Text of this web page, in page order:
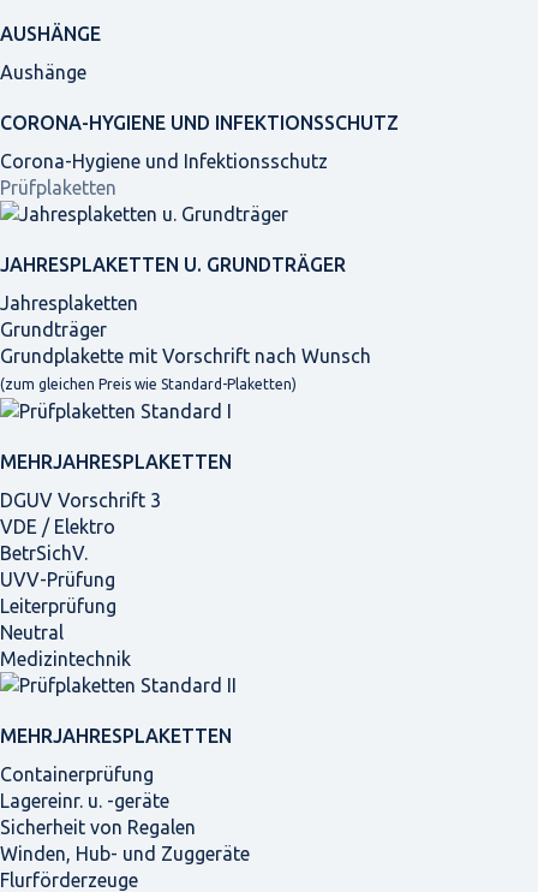
AUSHÄNGE
Aushänge
CORONA-HYGIENE UND INFEKTIONSSCHUTZ
Corona-Hygiene und Infektionsschutz
Prüfplaketten
JAHRES­PLAKETTEN U. GRUNDTRÄGER
Jahresplaketten
Grundträger
Grundplakette mit Vorschrift nach Wunsch
(zum gleichen Preis wie Standard-Plaketten)
MEHRJAHRES­PLAKETTEN
DGUV Vorschrift 3
VDE / Elektro
BetrSichV.
UVV-Prüfung
Leiterprüfung
Neutral
Medizintechnik
MEHRJAHRES­PLAKETTEN
Containerprüfung
Lagereinr. u. -geräte
Sicherheit von Regalen
Winden, Hub- und Zuggeräte
Flurförderzeuge